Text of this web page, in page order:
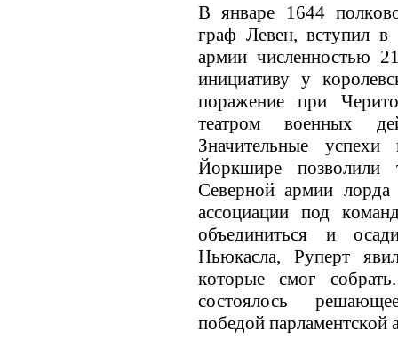
В январе 1644
граф Левен, вступил
армии численностью
инициативу у
поражение при
театром военных
Значительные
Йоркшире
Северной армии
ассоциации под
объединиться и
Ньюкасла, Руперт
кoторые смог
состоялось
победой парламентскoй